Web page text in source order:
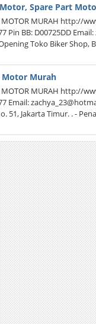
Spare Part
MOTOR MURAH http://
Pin BB: D00725DD
Toko Biker Shop,
Motor Murah
MOTOR MURAH http://
Email:
51, Jakarta Timur. . -